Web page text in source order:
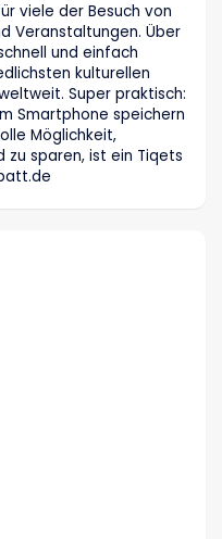
viele der Besuch von
Veranstaltungen. Über
und einfach
kulturellen
Super praktisch:
Smartphone speichern
Möglichkeit,
zu sparen, ist ein Tiqets